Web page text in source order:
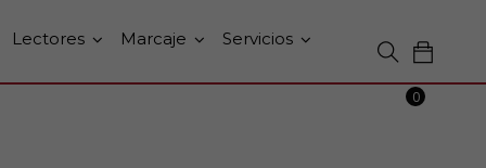
Lectores Marcaje Servicios
0